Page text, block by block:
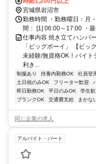
宮城県岩沼市
勤務時間 ・勤務曜日：月
間： [1] 06:00～17:00 ・
仕事内容 焼き立てハンバ
「ビッグボーイ」 【ビ
未経験/無資格OK！バイ
利き...
制服あり 扶養内勤務OK 社員登
土日祝のみOK
フリーター歓迎
即日勤務OK
平日のみOK 学生歓
ブランクOK
交通費支給 まかな
同じ企業の求人
アルバイト・パート